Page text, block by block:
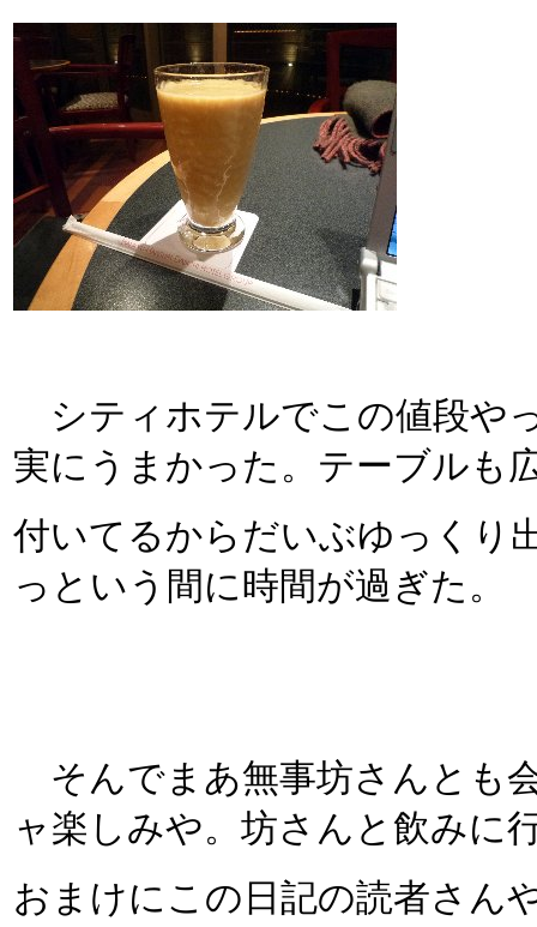
シティホテルでこの値段や
実にうまかった。テーブルも
付いてるからだいぶゆっくり
っという間に時間が過ぎた。
そんでまあ無事坊さんとも
ャ楽しみや。坊さんと飲みに
おまけにこの日記の読者さん